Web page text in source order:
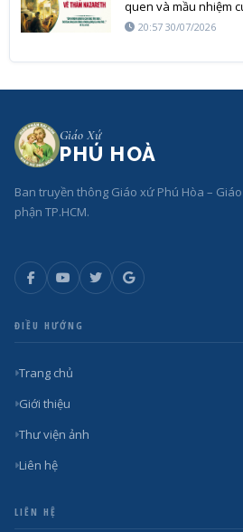
quen và mầu nhiệm
20:57 30/07/2026
Giáo Xứ
PHÚ HOÀ
Ban truyền thông Giáo xứ Phú Hòa –
phận TP.HCM.
ĐIỀU HƯỚNG
Trang chủ
Giới thiệu
Thư viện ảnh
Liên hệ
LIÊN HỆ